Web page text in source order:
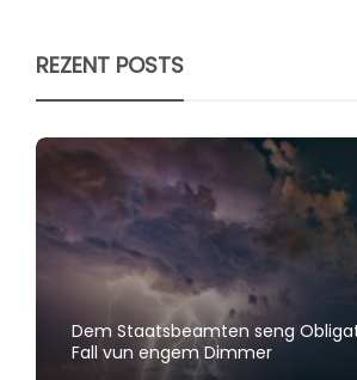
REZENT POSTS
Dem Staatsbeamten seng
Fall vun engem Dimmer